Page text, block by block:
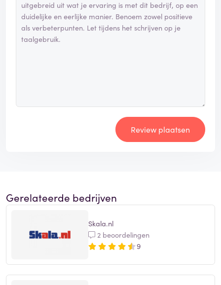
Review plaatsen
Gerelateerde bedrijven
Skala.nl
2 beoordelingen
9